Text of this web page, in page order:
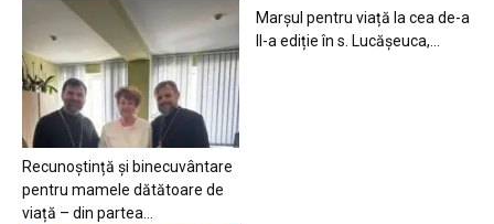
Recunoștință și binecuvântare
pentru mamele dătătoare de
viață – din partea...
Marșul pentru viață la cea de-a
II-a ediție în s. Lucășeuca,...